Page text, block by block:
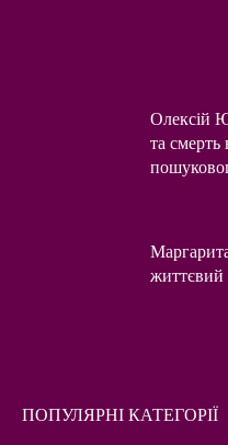
Олексій
та смерть
ПОПУЛЯРНІ КАТЕГОРІЇ